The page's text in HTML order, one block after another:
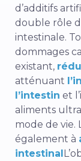
d’additifs
double rôle
intestinale.
dommages
existant,
atténuant
l’intestin et
aliments
mode de vie.
également à
intestinal